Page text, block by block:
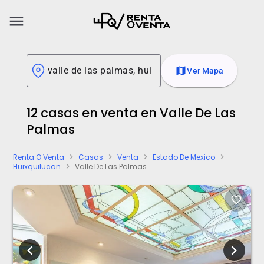
menu
mapVer Mapa
12 casas en venta en Valle De Las
Palmas
Renta O Venta chevron_right Casas chevron_right Venta chevron_right Estado De Mexico chevron_right
Huixquilucan chevron_right Valle De Las Palmas
favorite_border
chevron_left chevron_right